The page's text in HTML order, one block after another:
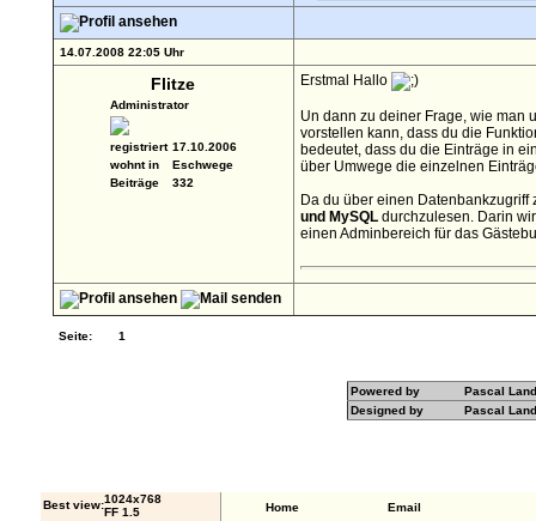
14.07.2008 22:05 Uhr
Flitze
Administrator
registriert 17.10.2006
wohnt in
Eschwege
Beiträge
332
Erstmal Hallo
Un dann zu deiner Frage, wie man
vorstellen kann, dass du die
bedeutet, dass du die Einträge in
über Umwege die einzelnen
Da du über einen
und MySQLdurchzulesen. Darin
einen Adminbereich für das
Seite: 1
Powered by
Pascal
Designed by
Pascal
Best view:1024x768
FF 1.5
Home Email